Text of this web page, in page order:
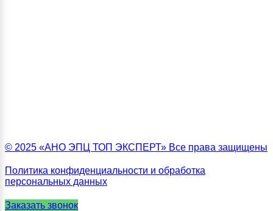
© 2025 «АНО ЭПЦ ТОП ЭКСПЕРТ» Все права защищены
Политика конфиденциальности и обработка
персональных данных
Заказать звонок